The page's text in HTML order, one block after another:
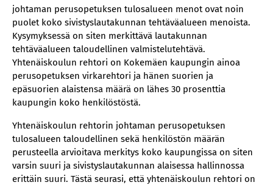
johtaman perusopetuksen tulosalueen menot ovat noin
puolet koko sivistyslautakunnan tehtäväalueen menoista.
Kysymyksessä on siten merkittävä lautakunnan
tehtäväalueen taloudellinen valmistelutehtävä.
Yhtenäiskoulun rehtori on Kokemäen kaupungin ainoa
perusopetuksen virkarehtori ja hänen suorien ja
epäsuorien alaistensa määrä on lähes 30 prosenttia
kaupungin koko henkilöstöstä.
Yhtenäiskoulun rehtorin johtaman perusopetuksen
tulosalueen taloudellinen sekä henkilöstön määrän
perusteella arvioitava merkitys koko kaupungissa on siten
varsin suuri ja sivistyslautakunnan alaisessa hallinnossa
erittäin suuri. Tästä seurasi, että yhtenäiskoulun rehtori on